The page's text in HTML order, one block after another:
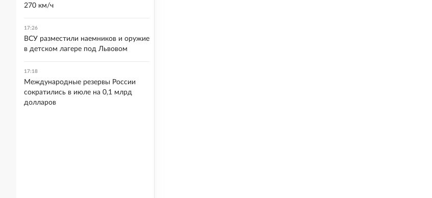
270 км/ч
17:26
ВСУ разместили наемников и оружие
в детском лагере под Львовом
17:18
Международные резервы России
сократились в июле на 0,1 млрд
долларов